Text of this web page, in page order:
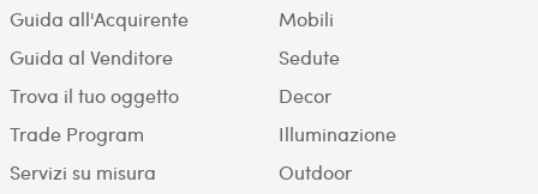
Guida all'Acquirente
Guida al Venditore
Trova il tuo oggetto
Trade Program
Servizi su misura
Mobili
Sedute
Decor
Illuminazione
Outdoor